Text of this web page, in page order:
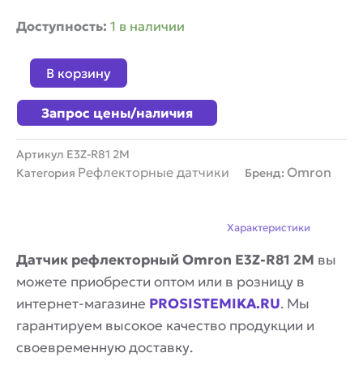
Доступность: 1 в наличии
Количество
Датчик
оптический
рефлекторный
Omron
R81
2M
В корзину
Запрос цены/наличия
Артикул E3Z-R81 2M
Категория Рефлекторные датчики Бренд: Omron
Характеристики
Датчик рефлекторный Omron E3Z-R81 2M вы
можете приобрести оптом или в розницу в
интернет-магазине PROSISTEMIKA.RU. Мы
гарантируем высокое качество продукции и
своевременную доставку.